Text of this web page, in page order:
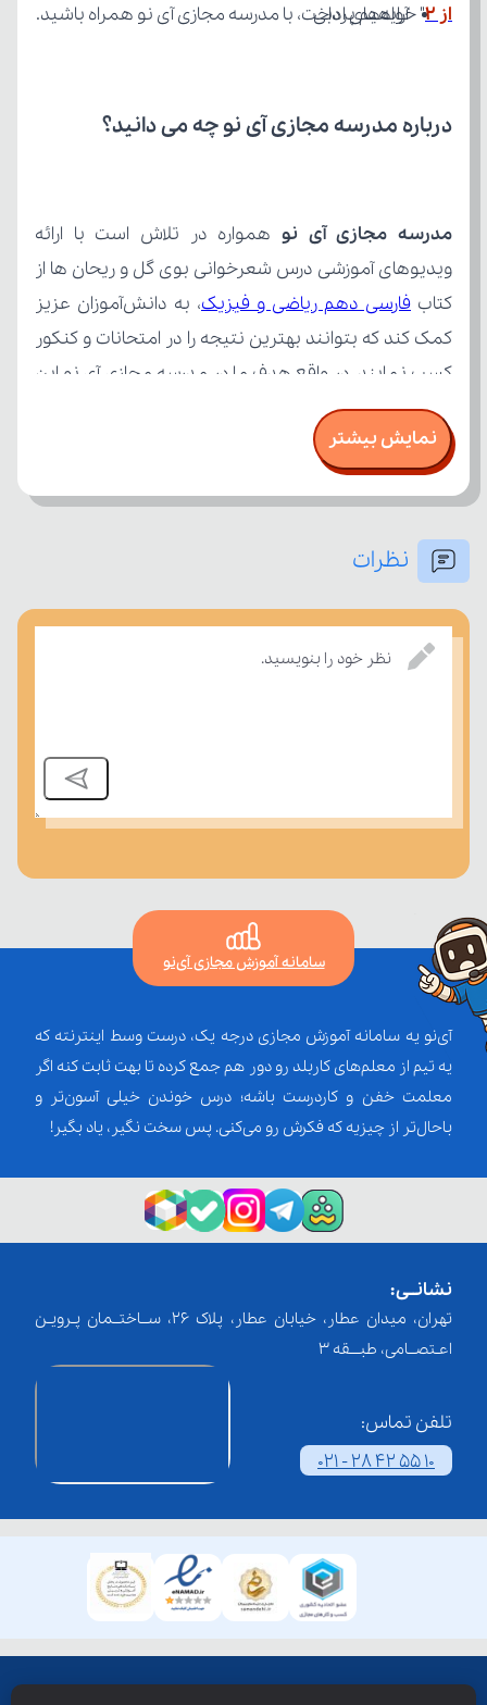
آرایه‌های ادبی
از ۲ " خواهیم پرداخت، با مدرسه مجازی آی نو همراه باشید.
درباره مدرسه مجازی آی نو چه می‌ دانید؟
مدرسه مجازی آی نو
کتاب فارسی دهم ریاضی و فیزیک
بر مفاهیم درسی بسنجند.
نمایش بیشتر
نظرات
نظر خود را بنویسید.
سامانه آموزش مجازی آی‌نو
آی‌نو یه سامانه آموزش مجازی درجه یک، درست وسط اینترنته که
یه تیم از معلم‌‌های کاربلد رو دور هم جمع کرده تا بهت ثابت کنه اگر
معلمت خفن و کاردرست باشه؛ درس خوندن خیلی آسون‌تر و
باحال‌تر از چیزیه که فکرش رو می‌کنی. پس سخت نگیر، یاد بگیر!
نشانــی:
تهران، میدان عطار، خیابان عطار، پلاک 26، ســاختــمان پـرویـن
اعـتصــامی، طبـــقه 3
تلفن تماس:
021 - 28 42 55 10